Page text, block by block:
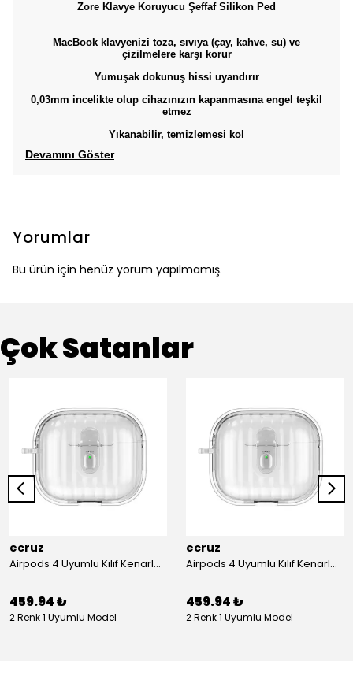
Zore Klavye Koruyucu Şeffaf Silikon Ped
MacBook klavyenizi toza, sıvıya (çay, kahve, su) ve
çizilmelere karşı korur
Yumuşak dokunuş hissi uyandırır
0,03mm incelikte olup cihazınızın kapanmasına engel teşkil
etmez
Yıkanabilir, temizlemesi kol
Devamını Göster
Yorumlar
Bu ürün için henüz yorum yapılmamış.
Çok Satanlar
ecruz
Airpods 4 Uyumlu Kılıf Kenarları Renkli Şeffaf Dilimli Silikon Ecruz Airbag 40 Uyumlu Kılıf
459.94 ₺
2 Renk 1 Uyumlu Model
ecruz
Airpods 4 Uyumlu Kılıf Kenarları Renkli Şeffaf Dilimli Silikon Ecruz Airbag 40 Uyumlu Kılıf
459.94 ₺
2 Renk 1 Uyumlu Model